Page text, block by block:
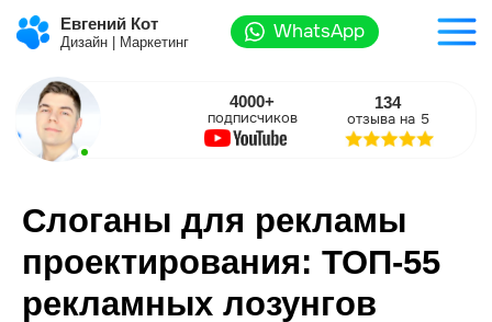
WhatsApp
Евгений Кот
Дизайн | Маркетинг
Слоганы для рекламы
проектирования: ТОП-55
рекламных лозунгов